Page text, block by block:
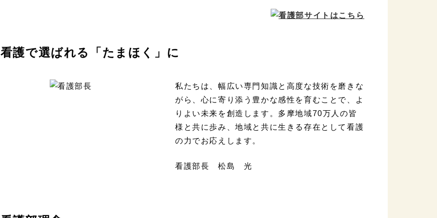
看護で選ばれる「たまほく」に
私たちは、幅広い専門知識と高度な技術を磨きな
がら、心に寄り添う豊かな感性を育むことで、よ
りよい未来を創造します。多摩地域70万人の皆
様と共に歩み、地域と共に生きる存在として看護
の力でお応えします。
看護部長 松島 光